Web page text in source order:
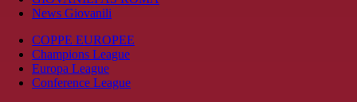
News Giovanili
COPPE EUROPEE
Champions League
Europa League
Conference League